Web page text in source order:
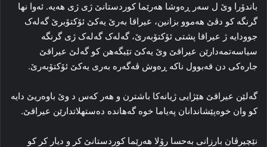
باندۆرا وێ ل سه‌ر ڕه‌وشا ھەرێما كوردستانێ ژی ژی هه‌یه‌. ئه‌وا نها
گرنگه‌ كو دڤێ هه‌موو بزانین، عیراقا به‌رێ یەكێ ئۆكتۆبرێ گه‌له‌ک
جوودایه‌ ژ عیراقا پشتی ئۆكتۆبەرێ، گه‌له‌ک گه‌له‌ک ژی گرنگه‌
سیاسه‌تمه‌دارێن عیراقێ وێ یەكێ تێبگەھن کو گه‌لێ عیراقێ
جاره‌کی دن قه‌بوول ناکه‌ ڕه‌وش ڤه‌گه‌رە به‌ری یه‌کێ ئۆكتۆبەرێ.
گه‌لێن عیراقێ هێژایی ژیانه‌کا باشترن و ھەر كەس د وێ باوەریێ دایە
كو وان خوه‌پێشاندانان په‌یاما خوه‌ گەھاندە ده‌ستهلاتدارێن عیراقێ.
نێچیرڤان بارزانی بەحسا رۆلا ھەرێما كوردستانێ كر و دیار كر كو